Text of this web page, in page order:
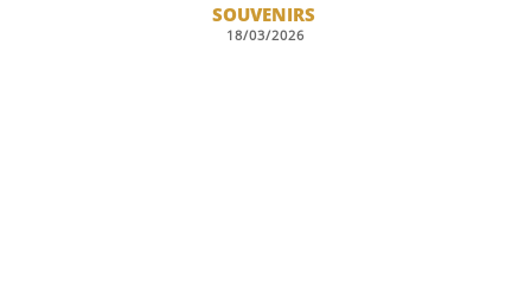
SOUVENIRS
18/03/2026